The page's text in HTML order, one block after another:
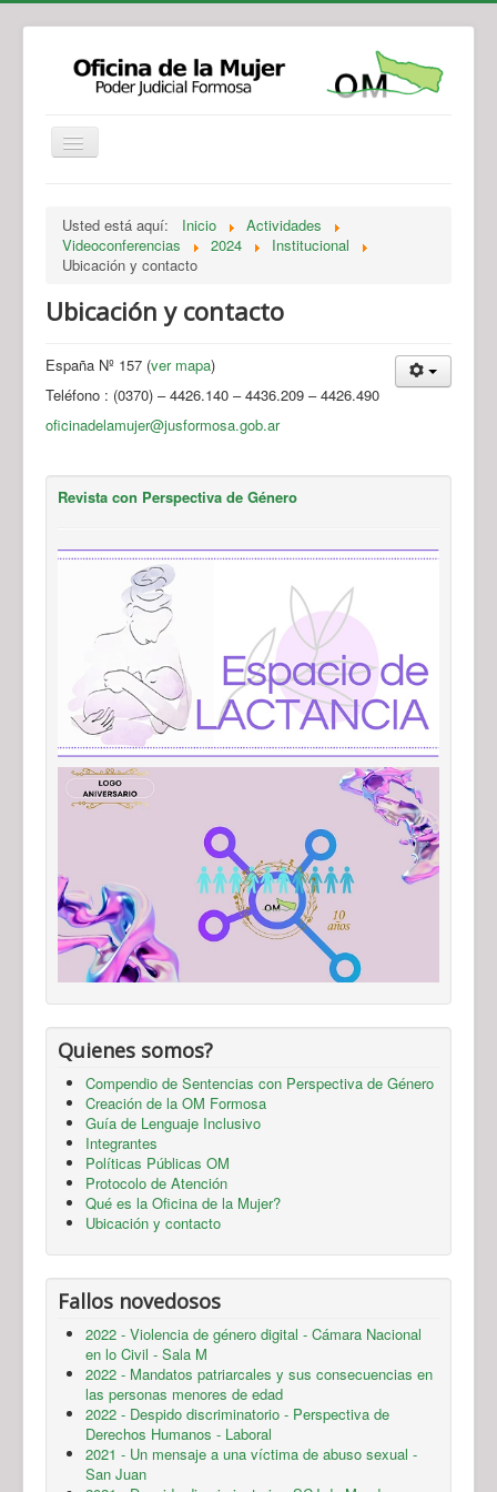
Legislación
Novedades
Recursos y Servicios de Atención
Usted está aquí: Inicio
Actividades
Videoconferencias
2024
Institucional
Ubicación y contacto
Ubicación y contacto
España Nº 157 (ver mapa)
Teléfono : (0370) – 4426.140 – 4436.209 – 4426.490
oficinadelamujer@jusformosa.gob.ar
Revista con Perspectiva de Género
Quienes somos?
Compendio de Sentencias con Perspectiva de Género
Creación de la OM Formosa
Guía de Lenguaje Inclusivo
Integrantes
Políticas Públicas OM
Protocolo de Atención
Qué es la Oficina de la Mujer?
Ubicación y contacto
Fallos novedosos
2022 - Violencia de género digital - Cámara Nacional
en lo Civil - Sala M
2022 - Mandatos patriarcales y sus consecuencias en
las personas menores de edad
2022 - Despido discriminatorio - Perspectiva de
Derechos Humanos - Laboral
2021 - Un mensaje a una víctima de abuso sexual -
San Juan